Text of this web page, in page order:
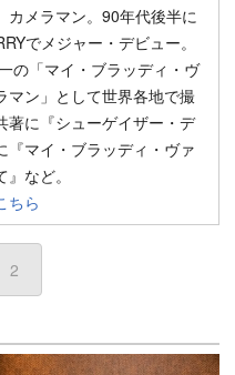
カメラマン。90年代後半に
でメジャー・デビュー。
の「マイ・ブラッディ・ヴ
マン」として世界各地で撮
著に『シューゲイザー・デ
『マイ・ブラッディ・ヴァ
など。
ちら
2